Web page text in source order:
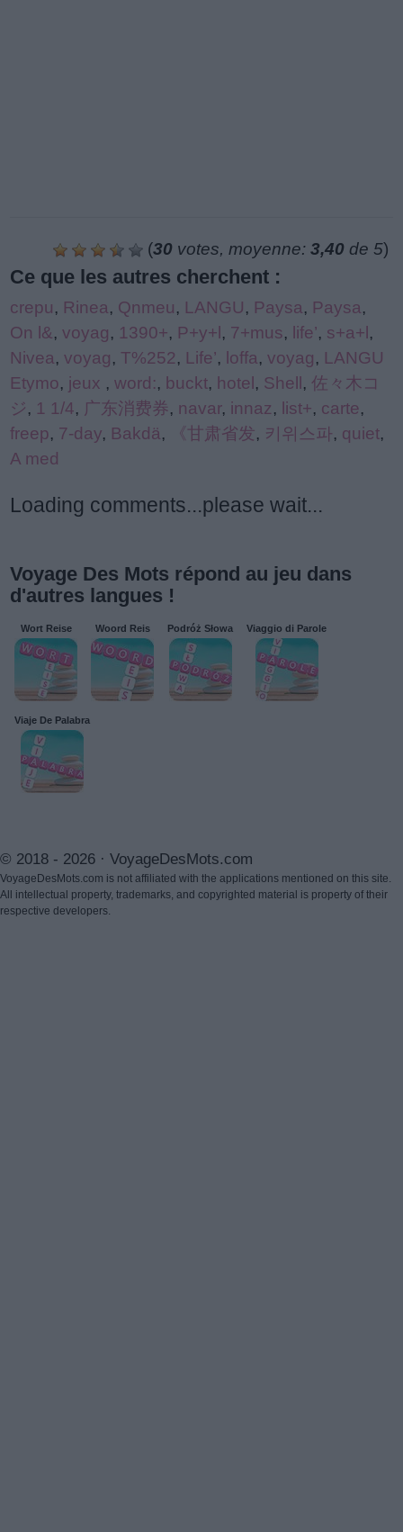
(30 votes, moyenne: 3,40 de 5)
Ce que les autres cherchent :
crepu, Rinea, Qnmeu, LANGU, Paysa, Paysa,
On l&, voyag, 1390+, P+y+l, 7+mus, life’, s+a+l,
Nivea, voyag, T%252, Life’, loffa, voyag, LANGU
Etymo, jeux , word:, buckt, hotel, Shell, 佐々木コ
ジ, 1 1/4, 广东消费券, navar, innaz, list+, carte,
freep, 7-day, Bakdä, 《甘肃省发, 키위스파, quiet,
A med
Loading comments...please wait...
Voyage Des Mots répond au jeu dans
d'autres langues !
Wort Reise Woord Reis Podróż Słowa Viaggio di Parole
Viaje De Palabra
© 2018 - 2026 · VoyageDesMots.com
VoyageDesMots.com is not affiliated with the applications mentioned on this site.
All intellectual property, trademarks, and copyrighted material is property of their
respective developers.